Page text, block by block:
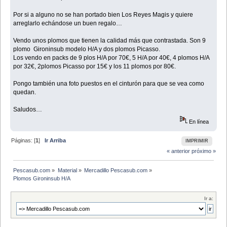
Por si a alguno no se han portado bien Los Reyes Magis y quiere
arreglarlo echándose un buen regalo…
Vendo unos plomos que tienen la calidad más que contrastada. Son 9
plomo Gironinsub modelo H/A y dos plomos Picasso.
Los vendo en packs de 9 plos H/A por 70€, 5 H/A por 40€, 4 plomos H/A
por 32€, 2plomos Picasso por 15€ y los 11 plomos por 80€.
Pongo también una foto puestos en el cinturón para que se vea como
quedan.
Saludos…
En línea
IMPRIMIR
Páginas: [1]Ir Arriba
« anterior próximo »
Pescasub.com » Material» Mercadillo Pescasub.com»
Plomos Gironinsub H/A
Ir a: